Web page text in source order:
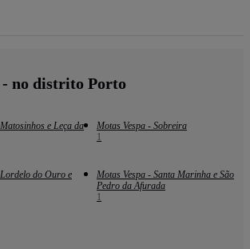
- no distrito Porto
e Leça da
Motas Vespa - Sobreira
1
do Ouro e
Motas Vespa - Santa Marinha e São
Pedro da Afurada
1